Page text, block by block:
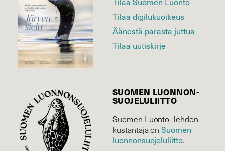
Tilaa digilukuoikeus
Äänestä parasta juttua
Tilaa uutiskirje
SUOMEN LUONNON­
SUOJELU­LIITTO
Suomen Luonto -lehden
kustantaja onSuomen
luonnonsuojelu­liitto.